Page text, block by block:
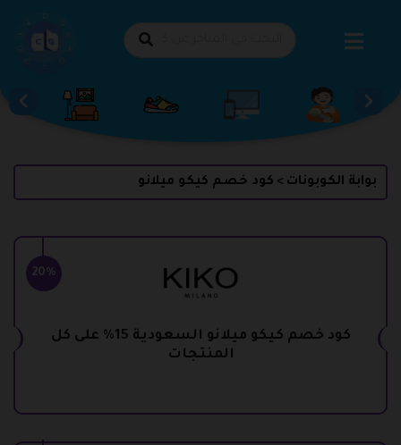
بوابة الكوبونات > كود خصم كيكو ميلانو
20%
كود خصم كيكو ميلانو السعودية 15% على كل
المنتجات